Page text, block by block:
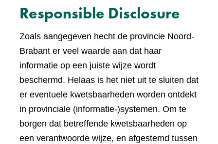
Responsible Disclosure
Zoals aangegeven hecht de provincie Noord-
Brabant er veel waarde aan dat haar
informatie op een juiste wijze wordt
beschermd. Helaas is het niet uit te sluiten dat
er eventuele kwetsbaarheden worden ontdekt
in provinciale (informatie-)systemen. Om te
borgen dat betreffende kwetsbaarheden op
een verantwoorde wijze, en afgestemd tussen